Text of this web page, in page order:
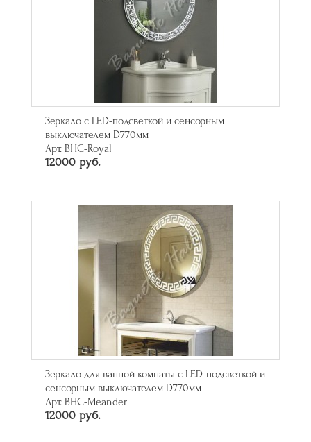
Зеркало с LED-подсветкой и сенсорным
выключателем D770мм
Арт. BHC-Royal
12000 руб.
Зеркало для ванной комнаты с LED-подсветкой и
сенсорным выключателем D770мм
Арт. BHC-Meander
12000 руб.